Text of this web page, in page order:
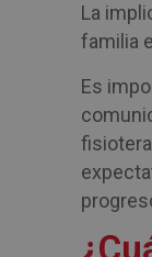
La
familia
Es